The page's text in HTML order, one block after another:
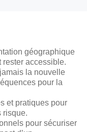
géographique
rester accessible.
la nouvelle
pour la
et pratiques pour
risque.
pour sécuriser